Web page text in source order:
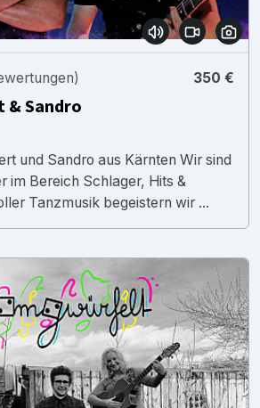
350 €
& Sandro
und Sandro aus Kärnten Wir sind
im Bereich Schlager, Hits &
Tanzmusik begeistern wir ...